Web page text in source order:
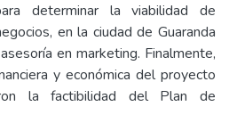
determinar la viabilidad de
en la ciudad de Guaranda
en marketing. Finalmente,
y económica del proyecto
la factibilidad del Plan de